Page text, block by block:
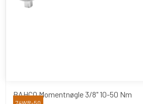
BAHCO Momentnøgle 3/8" 10-50 Nm
74WR-50